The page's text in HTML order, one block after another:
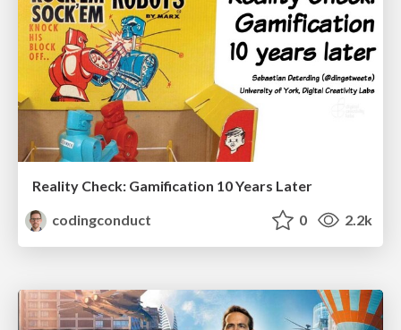
Reality Check: Gamification 10 Years Later
codingconduct
0 2.2k